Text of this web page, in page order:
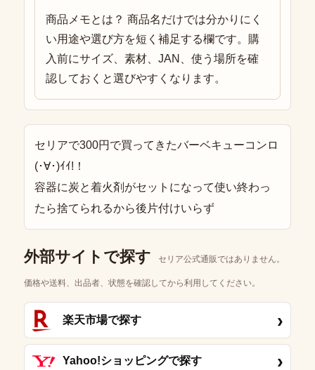
商品メモとは？ 商品名だけでは分かりにく
い用途や選び方を短く補足する欄です。購
入前にサイズ、素材、JAN、使う場所を確
認しておくと選びやすくなります。
セリアで300円で買ってきたバーベキューコンロ
(･∀･)ｲｲ!！
容器に炭と着火剤がセットになって使い終わっ
たら捨てられるから後片付けいらず
外部サイトで探す セリア公式通販ではありません。
価格や送料、出品者、状態を確認してから利用してください。
楽天市場で探す ›
Yahoo!ショッピングで探す ›